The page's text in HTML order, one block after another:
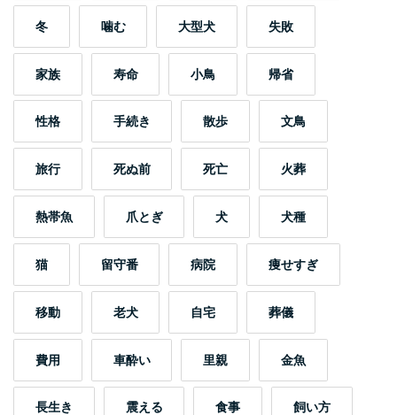
冬 噛む 大型犬 失敗
家族 寿命 小鳥 帰省
性格 手続き 散歩 文鳥
旅行 死ぬ前 死亡 火葬
熱帯魚 爪とぎ 犬 犬種
猫 留守番 病院 痩せすぎ
移動 老犬 自宅 葬儀
費用 車酔い 里親 金魚
長生き 震える 食事 飼い方